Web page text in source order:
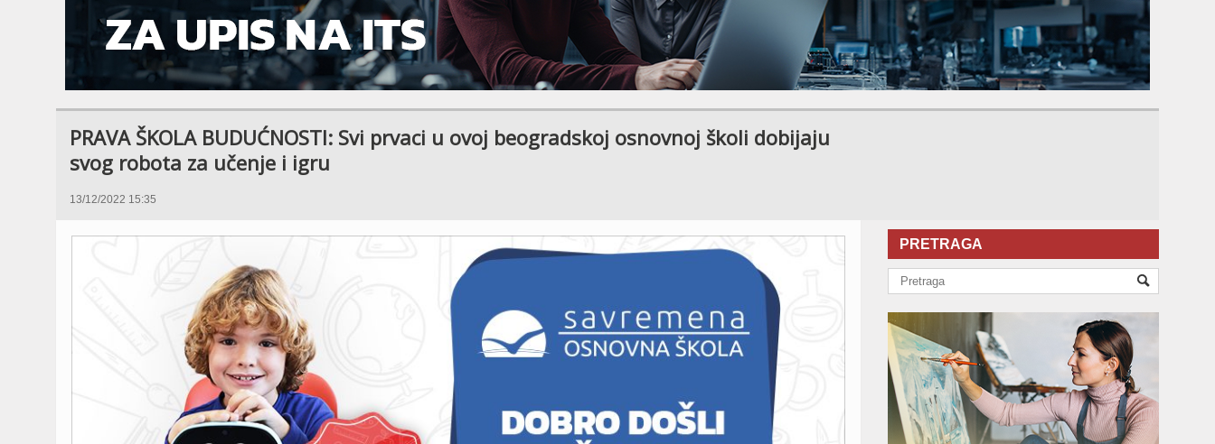
PRAVA ŠKOLA BUDUĆNOSTI: Svi prvaci u ovoj beogradskoj osnovnoj školi dobijaju
svog robota za učenje i igru
13/12/2022 15:35
PRETRAGA